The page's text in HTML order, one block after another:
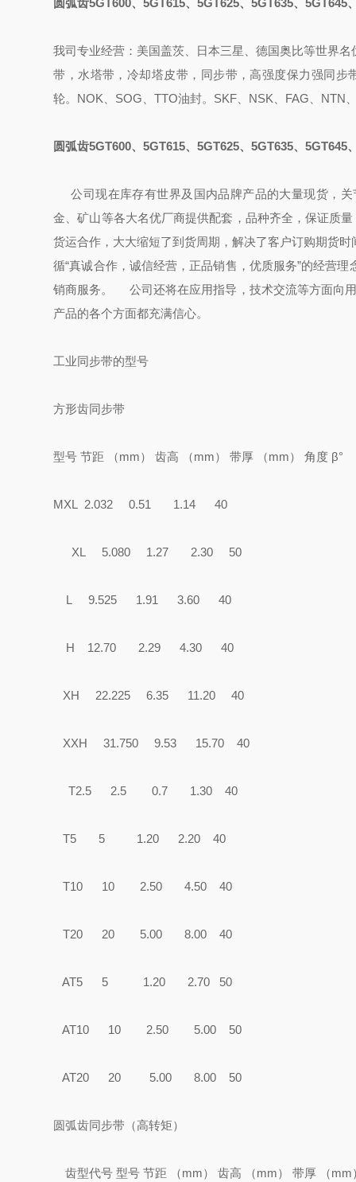
圆弧齿5GT600、5GT615、5GT625、5GT635、5GT645
我司专业经营：美国盖茨、日本三星、德国奥比等世界
带，水塔带，冷却塔皮带，同步带，高强度保力强同
轮。NOK、SOG、TTO油封。SKF、NSK、FAG、
圆弧齿5GT600、5GT615、5GT625、5GT635、5GT645
公司现在库存有世界及国内品牌产品的大量现货，关
金、矿山等各大名优厂商提供配套，品种齐全，保证质
货运合作，大大缩短了到货周期，解决了客户订购期货
循“真诚合作，诚信经营，正品销售，优质服务”的经营
销商服务。
公司还将在应用指导，技术交流等方面向
产品的各个方面都充满信心。
工业同步带的型号
方形齿同步带
型号 节距 （mm） 齿高 （mm） 带厚 （mm） 角度
MXL 2.032 0.51 1.14 40
XL 5.080 1.27 2.30 50
L 9.525 1.91 3.60 40
H 12.70 2.29 4.30 40
XH 22.225 6.35 11.20 40
XXH 31.750 9.53 15.70 40
T2.5 2.5 0.7 1.30 40
T5 5 1.20 2.20 40
T10 10 2.50 4.50 40
T20 20 5.00 8.00 40
AT5 5 1.20 2.70 50
AT10 10 2.50 5.00 50
AT20 20 5.00 8.00 50
圆弧齿同步带（高转矩）
齿型代号 型号 节距 （mm） 齿高 （mm） 带厚 （